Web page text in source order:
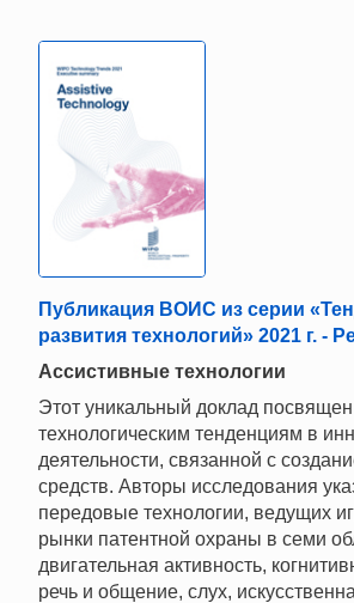
Публикация ВОИС из серии
развития технологий» 2021 г. -
Ассистивные технологии
Этот уникальный доклад
технологическим тенденциям в
деятельности, связанной с
средств. Авторы исследования
передовые технологии, ведущих
рынки патентной охраны в семи
двигательная активность,
речь и общение, слух,